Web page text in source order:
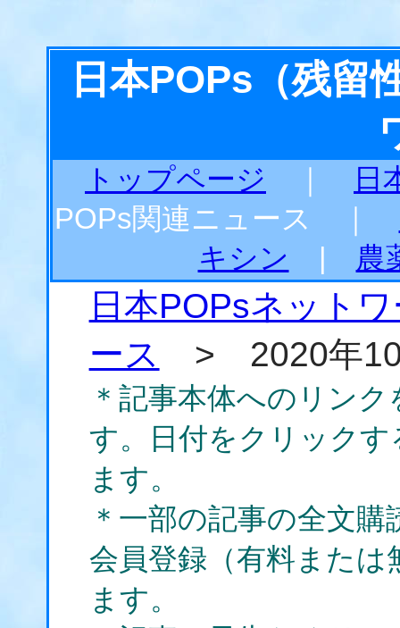
日本POPs（残留
トップページ
日
POPs関連ニュース ｜
キシン
農
日本POPsネット
ース
> 2020年
＊記事本体へのリン
す。日付をクリック
ます。
＊一部の記事の全文
会員登録（有料また
ます。